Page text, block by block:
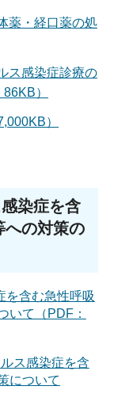
薬・経口薬の処
ス感染症診療の
）
）
染症を含
への対策の
を含む急性呼吸
いて（PDF：
ス感染症を含
について